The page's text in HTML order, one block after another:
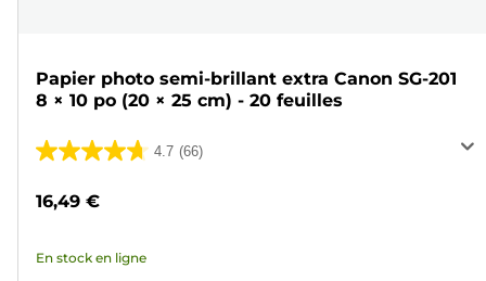
Papier photo semi-brillant extra Canon SG-201
8 × 10 po (20 × 25 cm) - 20 feuilles
4.7 (66)
4.7
5
66
16,49 €
En stock en ligne